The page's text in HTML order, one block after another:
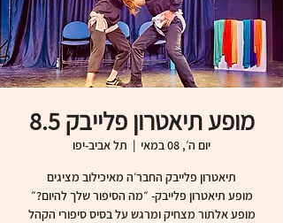
מופע תיאטרון פלייבק 8.5
יום ה׳, 08 במאי
  |
תל אביב-יפו
מופע אלתור מצחיק ומרגש על בסיס סיפורי הקהל